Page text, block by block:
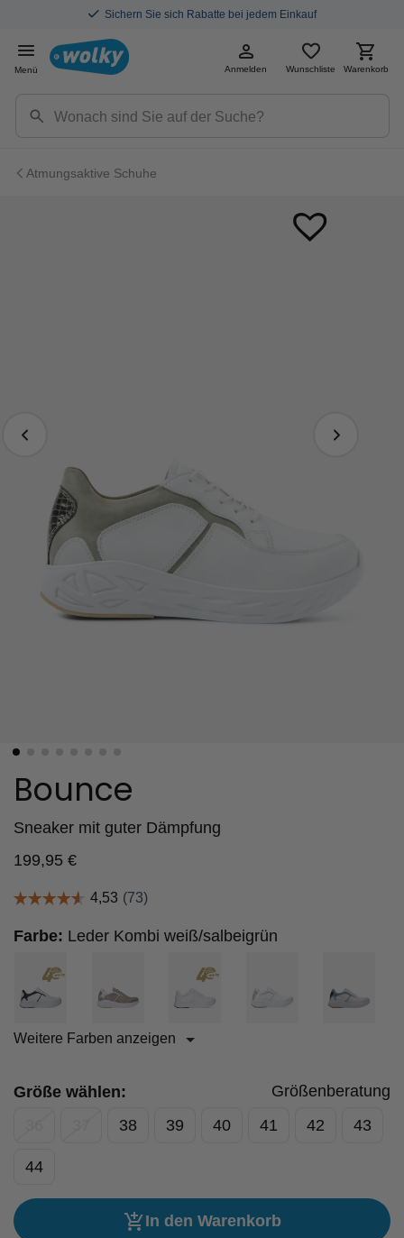
Sichern Sie sich Rabatte bei jedem Einkauf
Menü Anmelden Wunschliste Warenkorb
Atmungsaktive Schuhe
Bounce
Sneaker mit guter Dämpfung
199,95 €
Farbe: Leder Kombi weiß/salbeigrün
Weitere Farben anzeigen
Größe wählen:
Größenberatung
38 39 40 41 42 43
44
In den Warenkorb